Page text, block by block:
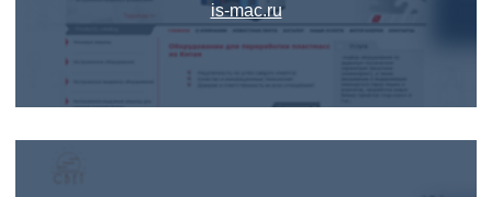
is-mac.ru